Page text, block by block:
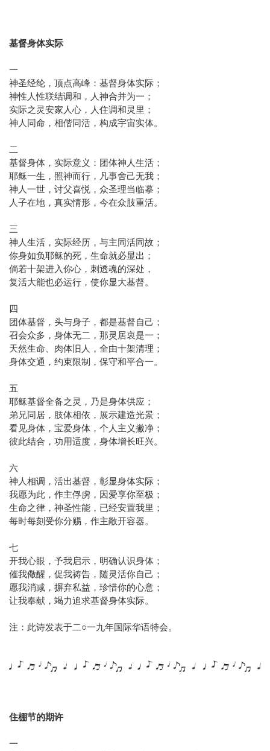
基督身体实际
一
神圣经纶，顶点高峰：基督身体实际；
神性人性联结调和，人神合并为一；
实际之灵安家人心，人住调和灵里；
神人同命，相偕同活，构成宇宙实体。
二
基督身体，实际意义：团体神人生活；
耶稣一生，照神而行，凡事舍己无我；
神人一世，讨父喜悦，众圣理当临摹；
人子在地，真实情形，今在众肢重活。
三
神人生活，实际经历，与主同活同故；
你身如负耶稣的死，生命就必显出；
倘若十架进入你心，刺透魂的深处，
复活大能也必运行，使你显大基督。
四
团体基督，头与身子，都是基督自己；
召会众多，身体无二，那灵居衷是一；
天然生命、肉体旧人，全由十架清理；
身体交通，约束限制，保守和平合一。
五
耶稣基督全备之灵，乃是身体供应；
弟兄同居，肢体相依，展示建造光景；
看见身体，宝爱身体，个人主义撇净；
彼此结合，功用适度，身体增长旺兴。
六
神人相调，活出基督，彰显身体实际；
我愿为此，作主俘虏，因爱享你至极；
生命之律，神圣性能，已经安置我里；
每时每刻受你分赐，作主敞开容器。
七
开我心眼，予我启示，明确认识身体；
催我儆醒，促我祷告，随灵活你自己；
愿我消减，摒弃私益，珍惜你的心意；
让我奉献，竭力追求基督身体实际。
注：此诗发表于二○一九年国际华语特会。
住棚节的期许
一